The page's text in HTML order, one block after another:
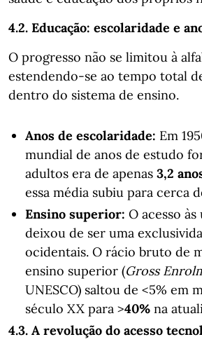
4.2. Educação: escolaridade e
O progresso não se limitou à
estendendo-se ao tempo total
dentro do sistema de ensino.
Anos de escolaridade: Em
mundial de anos de estudo
adultos era de apenas 3,2
essa média subiu para cerca
Ensino superior: O acesso
deixou de ser uma
ocidentais. O rácio bruto de
ensino superior (Gross
UNESCO) saltou de <5% em
século XX para >40% na
4.3. A revolução do acesso